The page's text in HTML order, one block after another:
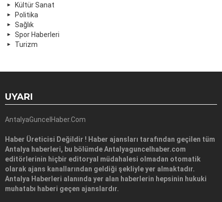
Kültür Sanat
Politika
Sağlık
Spor Haberleri
Turizm
UYARI
AntalyaGuncelHaber.Com
Haber Üreticisi Değildir ! Haber ajansları tarafından geçilen tüm
Antalya haberleri, bu bölümde Antalyaguncelhaber.com
editörlerinin hiçbir editoryal müdahalesi olmadan otomatik
olarak ajans kanallarından geldiği şekliyle yer almaktadır.
Antalya Haberleri alanında yer alan haberlerin hepsinin hukuki
muhatabı haberi geçen ajanslardır.